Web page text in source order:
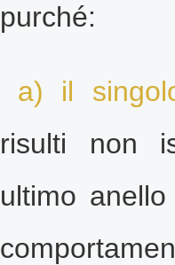
purché:
a) il
risulti non
ultimo